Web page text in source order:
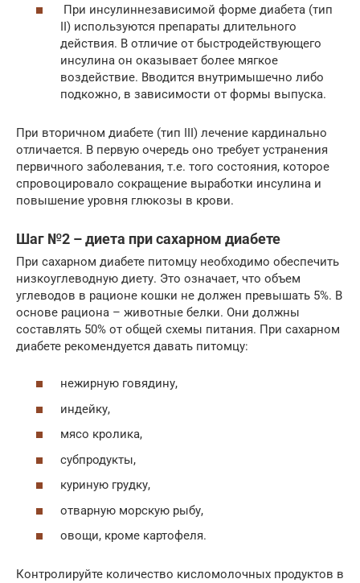
При инсулиннезависимой форме диабета (тип
II) используются препараты длительного
действия. В отличие от быстродействующего
инсулина он оказывает более мягкое
воздействие. Вводится внутримышечно либо
подкожно, в зависимости от формы выпуска.
При вторичном диабете (тип III) лечение кардинально
отличается. В первую очередь оно требует устранения
первичного заболевания, т.е. того состояния, которое
спровоцировало сокращение выработки инсулина и
повышение уровня глюкозы в крови.
Шаг №2 – диета при сахарном диабете
При сахарном диабете питомцу необходимо обеспечить
низкоуглеводную диету. Это означает, что объем
углеводов в рационе кошки не должен превышать 5%. В
основе рациона – животные белки. Они должны
составлять 50% от общей схемы питания. При сахарном
диабете рекомендуется давать питомцу:
нежирную говядину,
индейку,
мясо кролика,
субпродукты,
куриную грудку,
отварную морскую рыбу,
овощи, кроме картофеля.
Контролируйте количество кисломолочных продуктов в